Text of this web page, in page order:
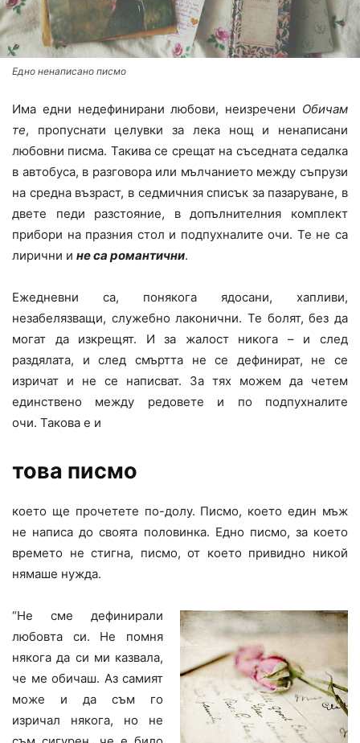
Едно ненаписано писмо
Има едни недефинирани любови, неизречени Обичам
те, пропуснати целувки за лека нощ и ненаписани
любовни писма. Такива се срещат на съседната седалка
в автобуса, в разговора или мълчанието между съпрузи
на средна възраст, в седмичния списък за пазаруване, в
двете педи разстояние, в допълнителния комплект
прибори на празния стол и подпухналите очи. Те не са
лирични и не са романтични.
Ежедневни са, понякога ядосани, хапливи,
незабелязващи, служебно лаконични. Те болят, без да
могат да изкрещят. И за жалост никога – и след
раздялата, и след смъртта не се дефинират, не се
изричат и не се написват. За тях можем да четем
единствено между редовете и по подпухналите
очи. Такова е и
това писмо
което ще прочетете по-долу. Писмо, което един мъж
не написа до своята половинка. Едно писмо, за което
времето не стигна, писмо, от което привидно никой
нямаше нужда.
“Не сме дефинирали
любовта си. Не помня
някога да си ми казвала,
че ме обичаш. Аз самият
може и да съм го
изричал някога, но не